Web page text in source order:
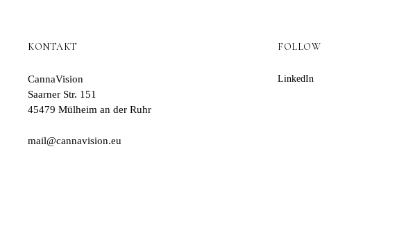
KONTAKT
CannaVision
Saarner Str. 151
45479 Mülheim an der Ruhr
mail@cannavision.eu
FOLLOW
LinkedIn